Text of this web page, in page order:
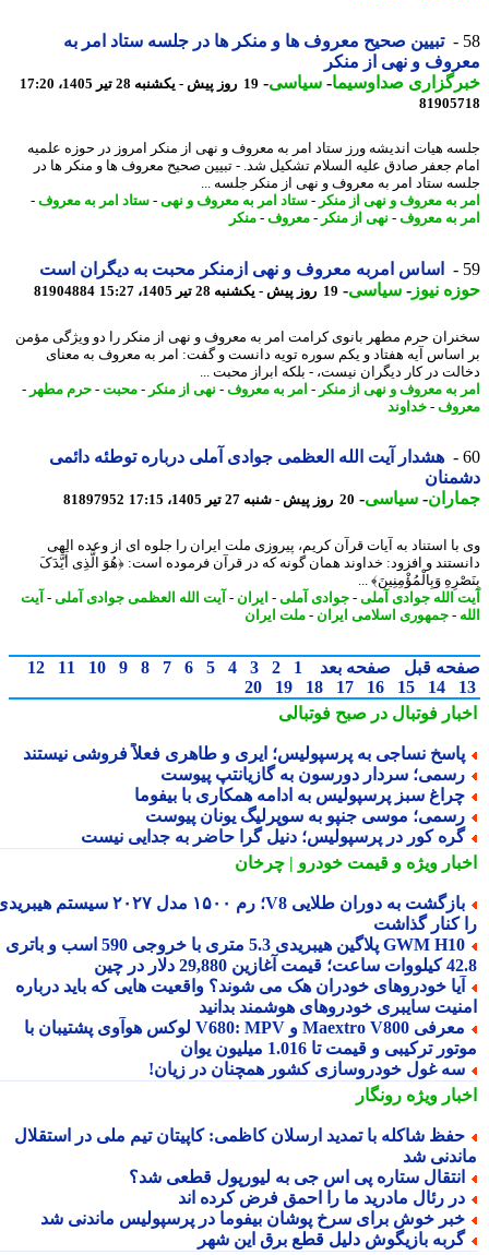
تبیین صحیح معروف ها و منکر ها در جلسه ستاد امر به
و نهی از منکر
صداوسیما-سیاسی-19 روز پیش - یکشنبه 28 تیر 1405، 17:20
هیات اندیشه ورز ستاد امر به معروف و نهی از منکر امروز در حوزه علمیه
جعفر صادق علیه السلام تشکیل شد. - تبیین صحیح معروف ها و منکر ها در
ستاد امر به معروف و نهی از منکر جلسه ...
به معروف و نهی از منکر-ستاد امر به معروف و نهی -ستاد امر به معروف-
به معروف-نهی از منکر-معروف-منکر
اساس امربه معروف و نهی ازمنکر محبت به دیگران است
نیوز-سیاسی-19 روز پیش - یکشنبه 28 تیر 1405، 15:27 81904884
حرم مطهر بانوی کرامت امر به معروف و نهی از منکر را دو ویژگی مؤمن
آیه هفتاد و یکم سوره تویه دانست و گفت: امر به معروف به معنای
در کار دیگران نیست، - بلکه ابراز محبت ...
به معروف و نهی از منکر-امر به معروف-نهی از منکر-محبت-حرم مطهر-
-خداوند
هشدار آیت الله العظمی جوادی آملی درباره توطئه دائمی
- سیاسی-20 روز پیش - شنبه 27 تیر 1405، 17:15 81897952
استناد به آیات قرآن کریم، پیروزی ملت ایران را جلوه ای از وعده الهی
و افزود: خداوند همان گونه که در قرآن فرموده است: ﴿هُوَ الَّذِی أَیَّدَکَ
وَبِالْمُؤْمِنِینَ﴾ ...
الله جوادی آملی -جوادی آملی -ایران - آیت الله العظمی جوادی آملی -آیت
-جمهوری اسلامی ایران - ملت ایران
قبل صفحه بعد 1
2
3
4
5
6
7
8
9
10
11
12
14
15
16
17
18
19
20
فوتبال در صبح فوتبالی
نساجی به پرسپولیس؛ ایری و طاهری فعلاً فروشی نیستند
سردار دورسون به گازیانتپ پیوست
سبز پرسپولیس به ادامه همکاری با بیفوما
موسی جنپو به سوپرلیگ یونان پیوست
کور در پرسپولیس؛ دنیل گرا حاضر به جدایی نیست
ویژهو قیمت خودرو | چرخان
بازگشت به دوران طلایی V8؛ رم ۱۵۰۰ مدل ۲۰۲۷ سیستم هیبریدی
کنار گذاشت
GWM H10 پلاگین هیبریدی 5.3 متری با خروجی 590 اسب و باتری
29,880 دلار در چین
خودروهای خودران هک می شوند؟ واقعیت هایی که باید درباره
سایبری خودروهای هوشمند بدانید
معرفی Maextro V800 و V680: MPV لوکس هوآوی پشتیبان با
ترکیبی و قیمت تا 1.016 میلیون یوان
غول خودروسازی کشور همچنان در زیان!
ویژهرونگار
شاکله با تمدید ارسلان کاظمی: کاپیتان تیم ملی در استقلال
شد
ستاره پی اس جی به لیورپول قطعی شد؟
رئال مادرید ما را احمق فرض کرده اند
خوش برای سرخ پوشان بیفوما در پرسپولیس ماندنی شد
بازیگوش دلیل قطع برق این شهر